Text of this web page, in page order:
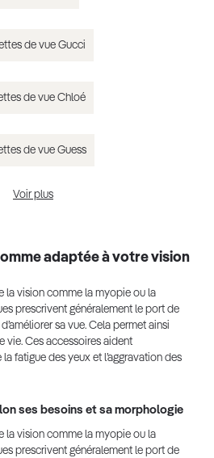
de vue Gucci
de vue Chloé
de vue Guess
homme tendance 2025
Voir plus
adaptée à votre vision
la vision comme la myopie ou la
prescrivent généralement le port de
sa vue. Cela permet ainsi
vie. Ces accessoires aident
fatigue des yeux et l’aggravation des
ses besoins et sa morphologie
la vision comme la myopie ou la
prescrivent généralement le port de